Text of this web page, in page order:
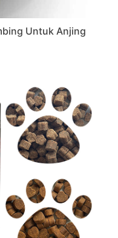
Untuk Anjing